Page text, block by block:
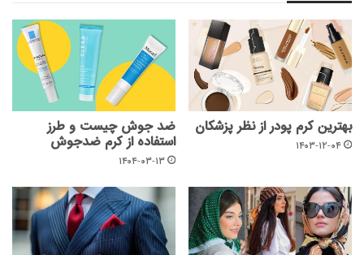
بهترین کرم پودر از نظر پزشکان
۱۴۰۳-۱۲-۰۴
ضد جوش چیست و طرز
استفاده از کرم ضدجوش
۱۴۰۴-۰۳-۱۳